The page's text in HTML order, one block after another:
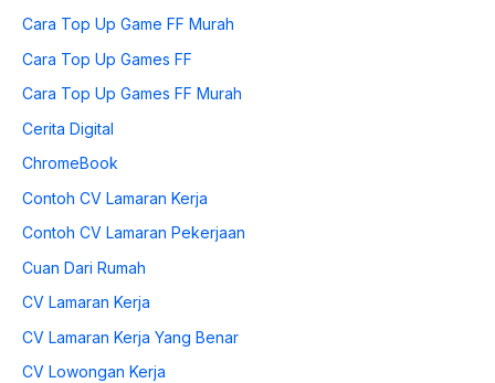
Cara Top Up Game FF Murah
Cara Top Up Games FF
Cara Top Up Games FF Murah
Cerita Digital
ChromeBook
Contoh CV Lamaran Kerja
Contoh CV Lamaran Pekerjaan
Cuan Dari Rumah
CV Lamaran Kerja
CV Lamaran Kerja Yang Benar
CV Lowongan Kerja